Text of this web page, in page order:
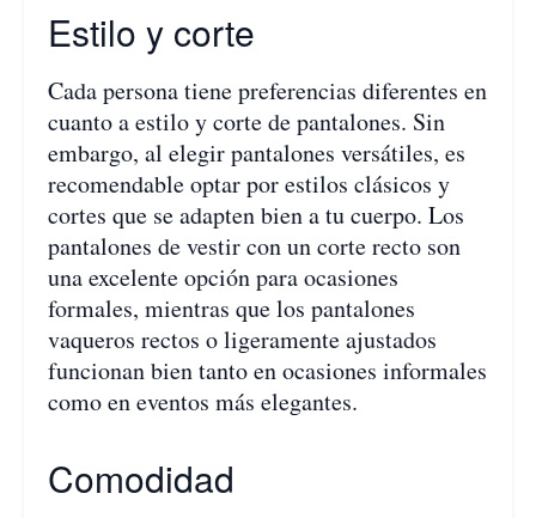
Estilo y corte
Cada persona tiene preferencias diferentes en
cuanto a estilo y corte de pantalones. Sin
embargo, al elegir pantalones versátiles, es
recomendable optar por estilos clásicos y
cortes que se adapten bien a tu cuerpo. Los
pantalones de vestir con un corte recto son
una excelente opción para ocasiones
formales, mientras que los pantalones
vaqueros rectos o ligeramente ajustados
funcionan bien tanto en ocasiones informales
como en eventos más elegantes.
Comodidad